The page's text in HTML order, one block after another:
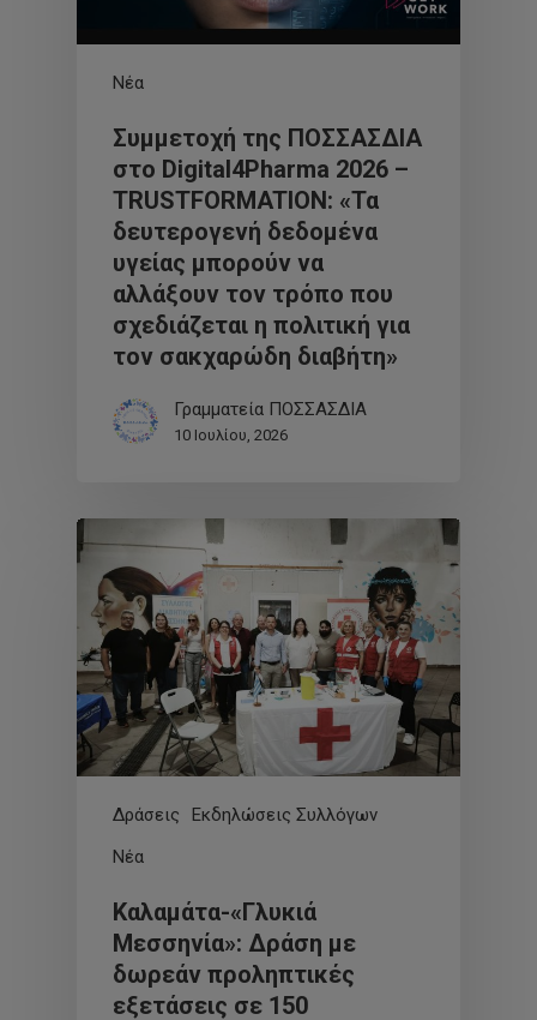
Νέα
Συμμετοχή της ΠΟΣΣΑΣΔΙΑ
στο Digital4Pharma 2026 –
TRUSTFORMATION: «Τα
δευτερογενή δεδομένα
υγείας μπορούν να
αλλάξουν τον τρόπο που
σχεδιάζεται η πολιτική για
τον σακχαρώδη διαβήτη»
Γραμματεία ΠΟΣΣΑΣΔΙΑ
10 Ιουλίου, 2026
Δράσεις
Εκδηλώσεις Συλλόγων
Νέα
Καλαμάτα-«Γλυκιά
Μεσσηνία»: Δράση με
δωρεάν προληπτικές
εξετάσεις σε 150